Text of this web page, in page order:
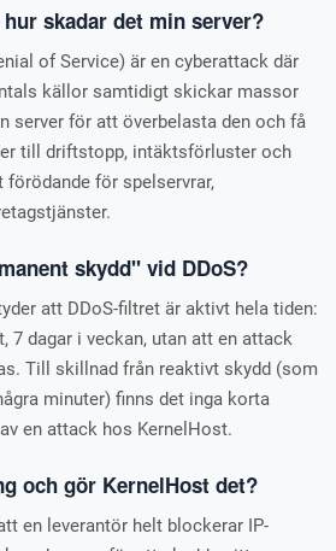
hur skadar det min server?
of Service) är en cyberattack där
källor samtidigt skickar massor
server för att överbelasta den och få
till driftstopp, intäktsförluster och
för spelservrar,
skydd" vid DDoS?
att DDoS-filtret är aktivt hela tiden:
7 dagar i veckan, utan att en attack
Till skillnad från reaktivt skydd (som
minuter) finns det inga korta
en attack hos KernelHost.
och gör KernelHost det?
en leverantör helt blockerar IP-